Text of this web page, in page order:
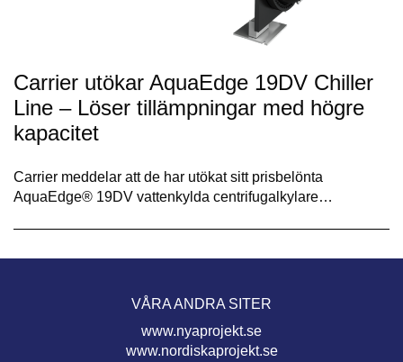
Carrier utökar AquaEdge 19DV Chiller
Line – Löser tillämpningar med högre
kapacitet
Carrier meddelar att de har utökat sitt prisbelönta
AquaEdge® 19DV vattenkylda centrifugalkylare…
VÅRA ANDRA SITER
www.nyaprojekt.se
www.nordiskaprojekt.se